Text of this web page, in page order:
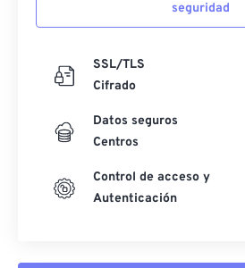
seguridad
SSL/TLS
Cifrado
Datos seguros
Centros
Control de acceso y
Autenticación